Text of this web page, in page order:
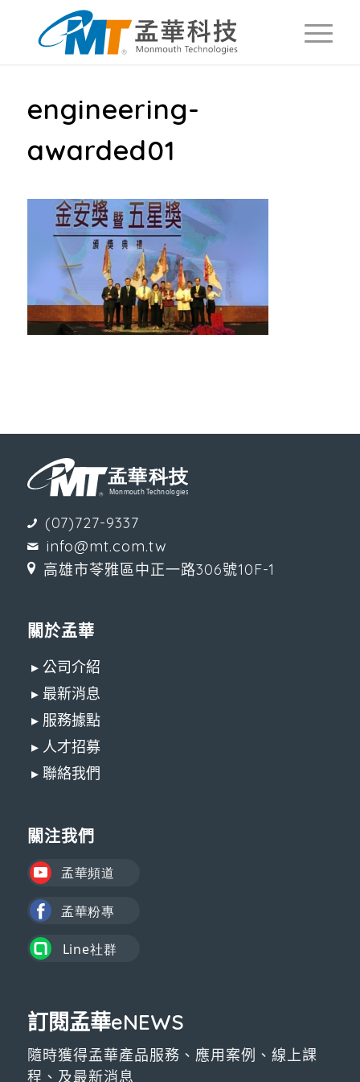
engineering-
awarded01
(07)727-9337
info@mt.com.tw
高雄市苓雅區中正一路306號10F-1
關於孟華
▸ 公司介紹
▸ 最新消息
▸ 服務據點
▸ 人才招募
▸ 聯絡我們
關注我們
訂閱孟華eNEWS
隨時獲得孟華產品服務、應用案例、線上課
程、及最新消息